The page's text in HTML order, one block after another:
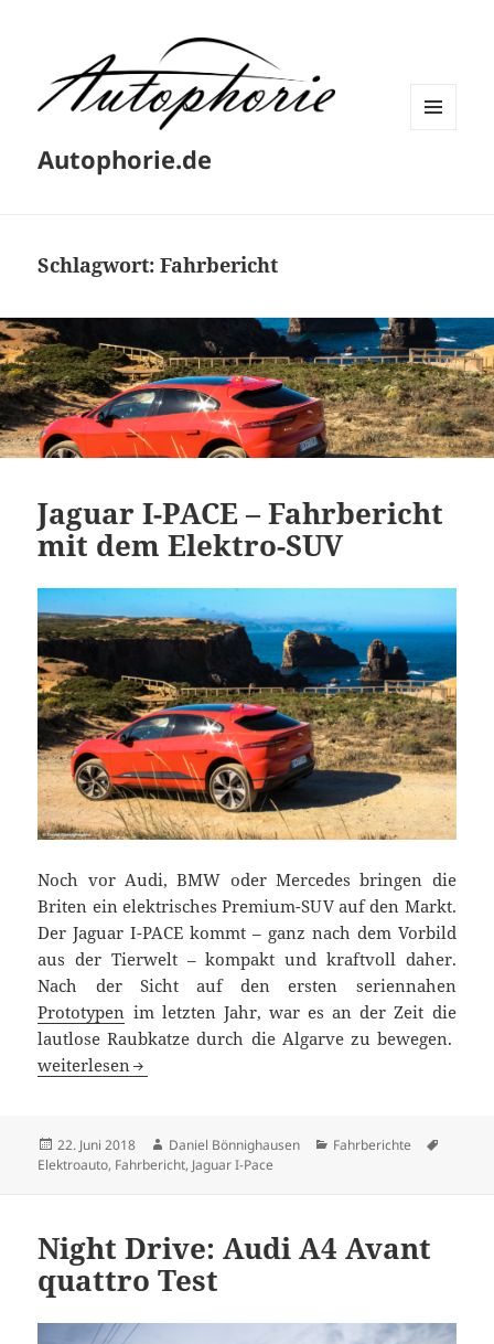
Autophorie.de
Schlagwort:Fahrbericht
Jaguar I-PACE – Fahrbericht
mit dem Elektro-SUV
Noch vor Audi, BMW oder Mercedes bringen die
Briten ein elektrisches Premium-SUV auf den Markt.
Der Jaguar I-PACE kommt – ganz nach dem Vorbild
aus der Tierwelt – kompakt und kraftvoll daher.
Nach der Sicht auf den ersten seriennahen
Prototypen im letzten Jahr, war es an der Zeit die
lautlose Raubkatze durch die Algarve zu bewegen.
Jaguar I-PACE – Fahrbericht mit dem Elektro-SUV
weiterlesen
Veröffentlicht
am
22. Juni 2018 Autor
Daniel Bönnighausen Kategorien
Fahrberichte
Elektroauto, Fahrbericht, Jaguar I-Pace
Night Drive: Audi A4 Avant
quattro Test